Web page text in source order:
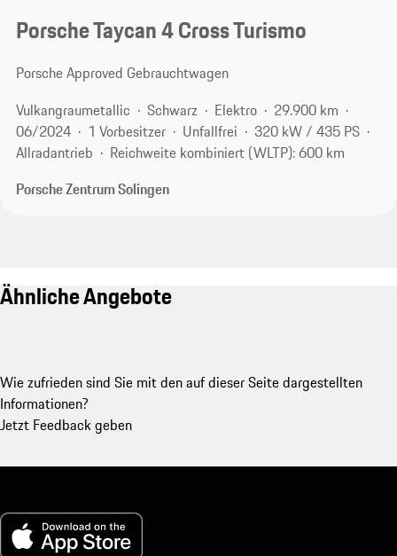
Porsche Taycan 4 Cross Turismo
Porsche Approved Gebrauchtwagen
Vulkangraumetallic
Schwarz Elektro
29.900 km
06/2024
1 Vorbesitzer Unfallfrei
320 kW / 435 PS
Allradantrieb
Reichweite kombiniert (WLTP): 600 km
Porsche Zentrum Solingen
Ähnliche Angebote
Wie zufrieden sind Sie mit den auf dieser Seite dargestellten
Informationen?
Jetzt Feedback geben